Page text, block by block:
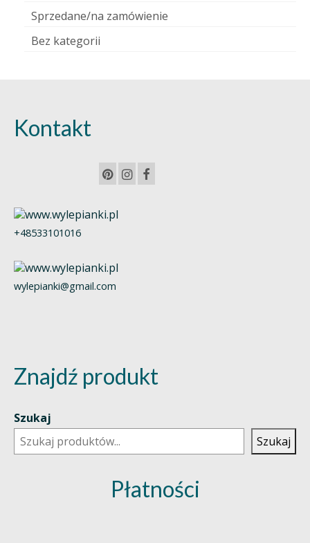
Sprzedane/na zamówienie
Bez kategorii
Kontakt
+48533101016
wylepianki@gmail.com
Znajdź produkt
Szukaj
Szukaj
Płatności